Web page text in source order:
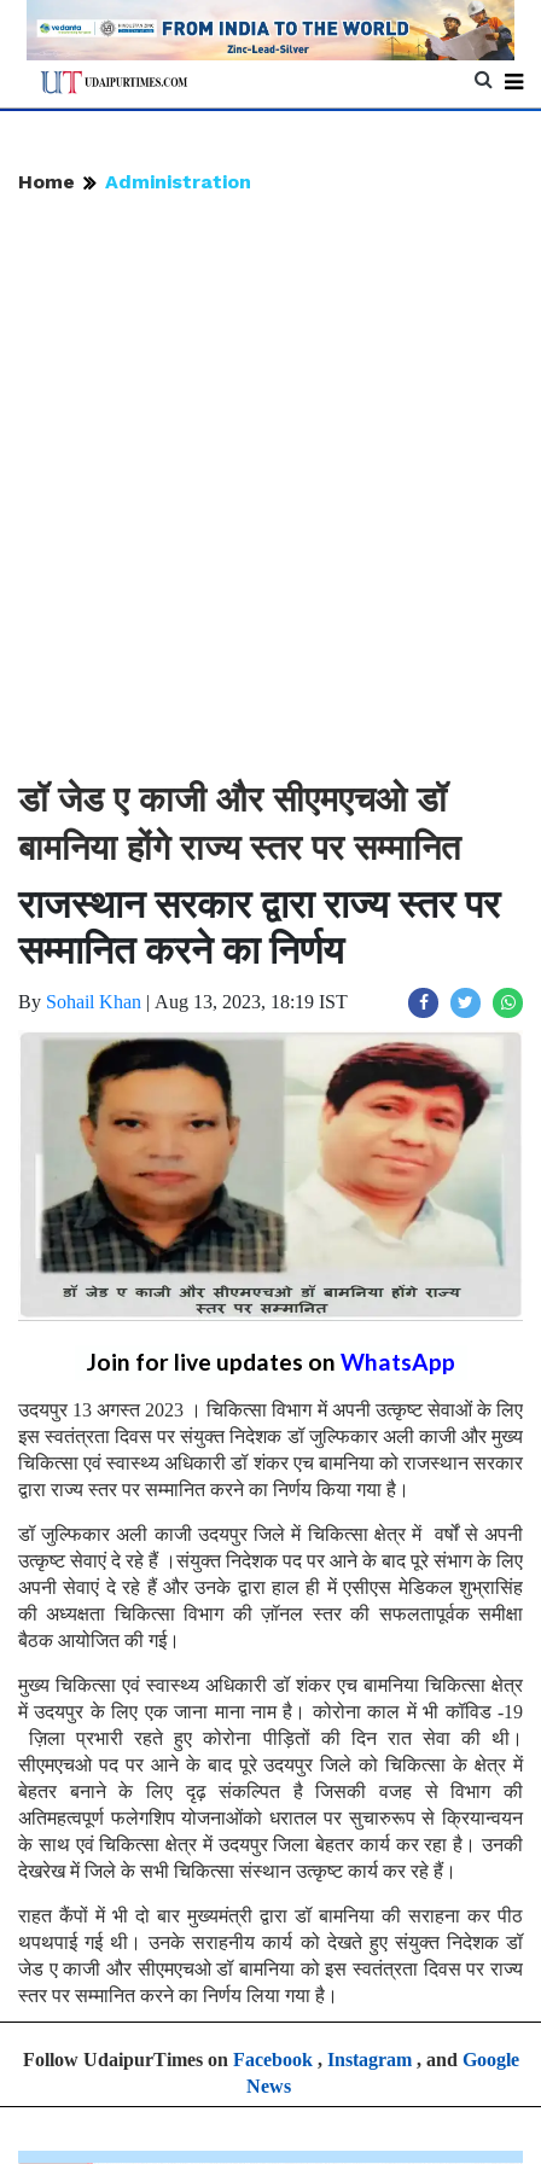
Home Administration
डॉ जेड ए काजी और सीएमएचओ डॉ
बामनिया होंगे राज्य स्तर पर सम्मानित
राजस्थान सरकार द्वारा राज्य स्तर पर
सम्मानित करने का निर्णय
By Sohail Khan | Aug 13, 2023, 18:19 IST
Join for live updates on WhatsApp
उदयपुर 13 अगस्त 2023 । चिकित्सा विभाग में अपनी उत्कृष्ट सेवाओं के लिए
इस स्वतंत्रता दिवस पर संयुक्त निदेशक डॉ जुल्फिकार अली काजी और मुख्य
चिकित्सा एवं स्वास्थ्य अधिकारी डॉ शंकर एच बामनिया को राजस्थान सरकार
द्वारा राज्य स्तर पर सम्मानित करने का निर्णय किया गया है।
डॉ जुल्फिकार अली काजी उदयपुर जिले में चिकित्सा क्षेत्र में वर्षों से अपनी
उत्कृष्ट सेवाएं दे रहे हैं ।संयुक्त निदेशक पद पर आने के बाद पूरे संभाग के लिए
अपनी सेवाएं दे रहे हैं और उनके द्वारा हाल ही में एसीएस मेडिकल शुभ्रासिंह
की अध्यक्षता चिकित्सा विभाग की ज़ॉनल स्तर की सफलतापूर्वक समीक्षा
बैठक आयोजित की गई।
मुख्य चिकित्सा एवं स्वास्थ्य अधिकारी डॉ शंकर एच बामनिया चिकित्सा क्षेत्र
में उदयपुर के लिए एक जाना माना नाम है। कोरोना काल में भी कॉविड -19
ज़िला प्रभारी रहते हुए कोरोना पीड़ितों की दिन रात सेवा की थी।
सीएमएचओ पद पर आने के बाद पूरे उदयपुर जिले को चिकित्सा के क्षेत्र में
बेहतर बनाने के लिए दृढ़ संकल्पित है जिसकी वजह से विभाग की
अतिमहत्वपूर्ण फलेगशिप योजनाओंको धरातल पर सुचारुरूप से क्रियान्वयन
के साथ एवं चिकित्सा क्षेत्र में उदयपुर जिला बेहतर कार्य कर रहा है। उनकी
देखरेख में जिले के सभी चिकित्सा संस्थान उत्कृष्ट कार्य कर रहे हैं।
राहत कैंपों में भी दो बार मुख्यमंत्री द्वारा डॉ बामनिया की सराहना कर पीठ
थपथपाई गई थी। उनके सराहनीय कार्य को देखते हुए संयुक्त निदेशक डॉ
जेड ए काजी और सीएमएचओ डॉ बामनिया को इस स्वतंत्रता दिवस पर राज्य
स्तर पर सम्मानित करने का निर्णय लिया गया है।
Follow UdaipurTimes on Facebook, Instagram, and Google
News